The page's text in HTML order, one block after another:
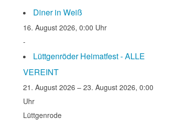
Diner in Weiß
16. August 2026, 0:00 Uhr
-
Lüttgenröder Heimatfest - ALLE
VEREINT
21. August 2026 – 23. August 2026, 0:00
Uhr
Lüttgenrode